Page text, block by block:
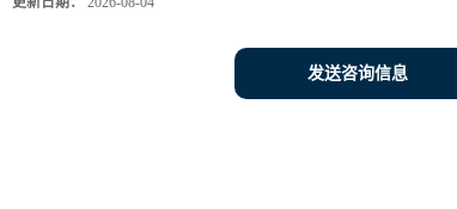
发送咨询信息